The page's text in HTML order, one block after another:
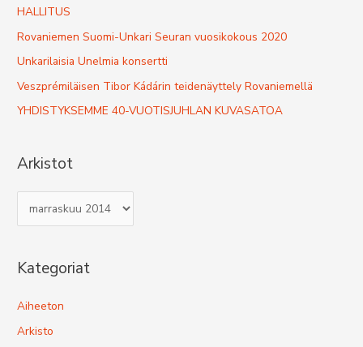
h
f
HALLITUS
Rovaniemen Suomi-Unkari Seuran vuosikokous 2020
Unkarilaisia Unelmia konsertti
Veszprémiläisen Tibor Kádárin teidenäyttely Rovaniemellä
YHDISTYKSEMME 40-VUOTISJUHLAN KUVASATOA
Arkistot
r
i
t
o
Kategoriat
Aiheeton
Arkisto